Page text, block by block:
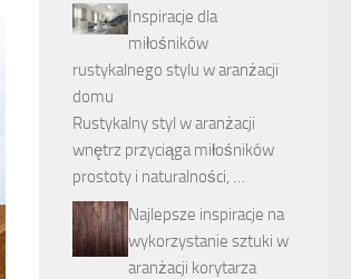
Inspiracje dla
miłośników
rustykalnego stylu w aranżacji
domu
Rustykalny styl w aranżacji
wnętrz przyciąga miłośników
prostoty i naturalności, …
Najlepsze inspiracje na
wykorzystanie sztuki w
aranżacji korytarza